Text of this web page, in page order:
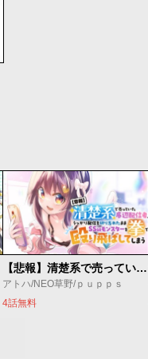
【悲報】清楚系で売っていた底辺配信者、うっかり配信を切り忘れたままSS級モンスターを拳で殴り飛ばしてしまう
アトハ/NEO草野/ｐｕｐｐｓ
4話無料